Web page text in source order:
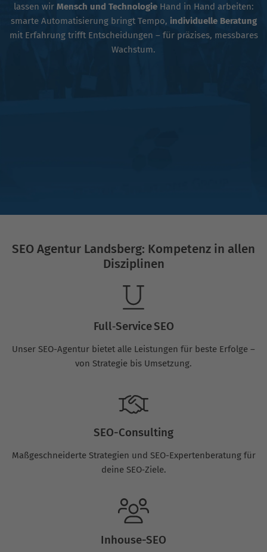
lassen wir Mensch und TechnologieHand in Hand arbeiten:
smarte Automatisierung bringt Tempo, individuelle Beratung
mit Erfahrung trifft Entscheidungen – für präzises, messbares
Wachstum.
SEO Agentur Landsberg: Kompetenz in allen
Disziplinen
Full‑Service SEO
Unser SEO-Agentur bietet alle Leistungen für beste Erfolge –
von Strategie bis Umsetzung.
SEO-Consulting
Maßgeschneiderte Strategien und SEO-Expertenberatung für
deine SEO‑Ziele.
Inhouse-SEO